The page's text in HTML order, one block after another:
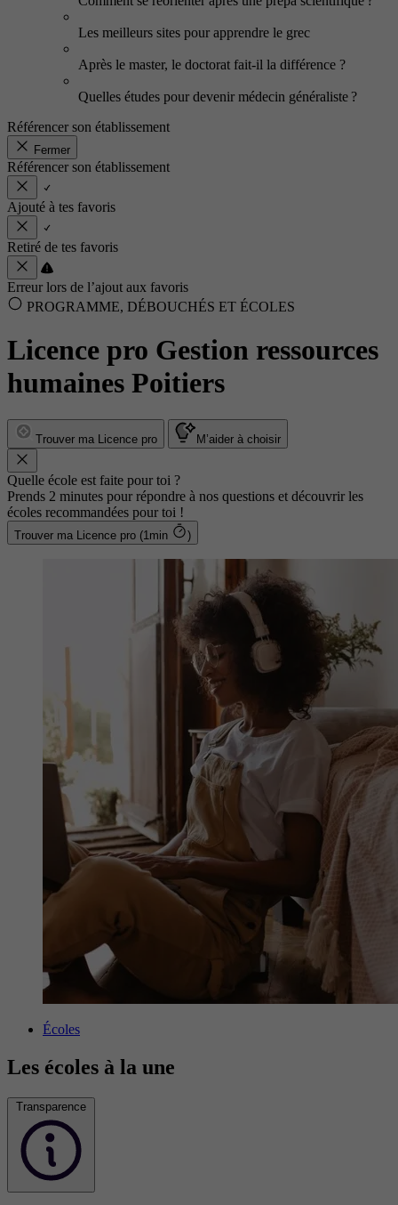
Les meilleurs sites pour apprendre le grec
Après le master, le doctorat fait-il la différence ?
Quelles études pour devenir médecin généraliste ?
Référencer son établissement
Fermer
Référencer son établissement
Ajouté à tes favoris
Retiré de tes favoris
Erreur lors de l’ajout aux favoris
PROGRAMME, DÉBOUCHÉS ET ÉCOLES
Licence pro Gestion ressources
humaines Poitiers
Trouver ma Licence pro M’aider à choisir
Quelle école est faite pour toi ?
Prends 2 minutes pour répondre à nos questions et découvrir les
écoles recommandées pour toi !
Trouver ma Licence pro (1min )
Écoles
Les écoles à la une
Transparence